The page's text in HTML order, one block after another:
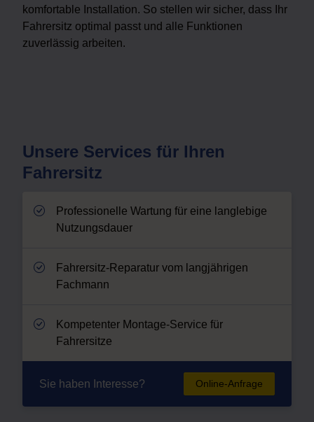
komfortable Installation. So stellen wir sicher, dass Ihr
Fahrersitz optimal passt und alle Funktionen
zuverlässig arbeiten.
Unsere Services für Ihren
Fahrersitz
Professionelle Wartung für eine langlebige
Nutzungsdauer
Fahrersitz-Reparatur vom langjährigen
Fachmann
Kompetenter Montage-Service für
Fahrersitze
Sie haben Interesse? Online-Anfrage